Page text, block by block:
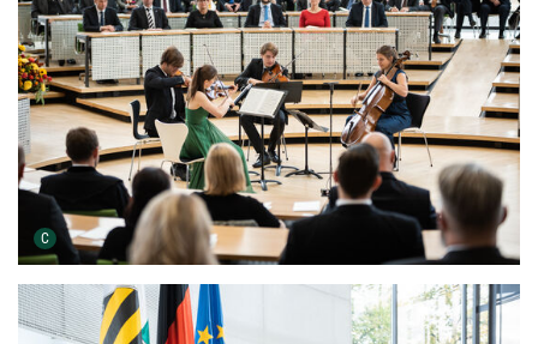
C Urheber der Grafik: